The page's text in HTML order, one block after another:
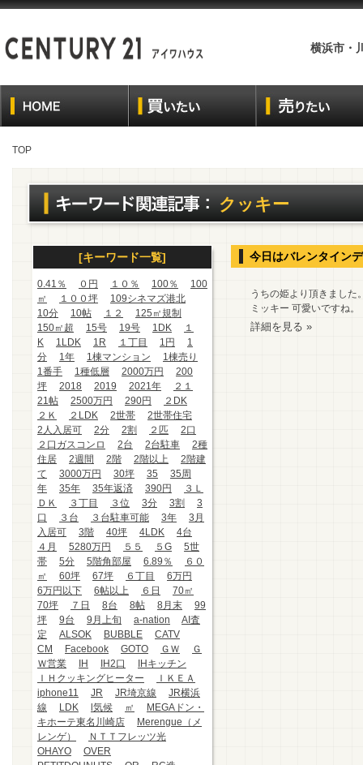
横浜市・
TOP
クッキー
[キーワード一覧]
0.41％ ０円 １０％ 100％
100
㎡
１００坪
109シネマズ港北
10分
10帖 １２
125㎡規制
150㎡超
15号 19号 1DK
１
K
1LDK 1R １丁目 1円
1
分
1年 1棟マンション
1棟売り
1番手
1種低層 2000万円
200
坪
2018 2019 2021年
２１
21帖
2500万円 290円
２DK
２Ｋ
２LDK 2世帯
2世帯住宅
2人入居可
2分 2割 ２匹
2口
２口ガスコンロ
2台 2台駐車
2種
住居
2週間 2階 2階以上
2階建
て
3000万円 30坪 35
35周
年
35年 35年返済 390円
３Ｌ
ＤＫ
３丁目 ３位 3分 3割
3
口
３台 ３台駐車可能 3年
3月
入居可
3階 40坪 4LDK
4台
４月
5280万円 ５５ ５G
5世
帯
5分 5階角部屋 6.89％
６０
㎡
60坪 67坪 ６丁目
6万円
6万円以下
6帖以上 ６日
70㎡
70坪
７日 8台 8帖 8月末
99
坪
9台 9月上旬 a-nation
AI査
定
ALSOK BUBBLE
CATV
CM
Facebook GOTO ＧＷ
Ｇ
Ｗ営業
IH IH2口
IHキッチン
ＩＨクッキングヒーター
ＩＫＥＡ
iphone11
JR JR埼京線
JR横浜
線
LDK l気候 ㎡
MEGAドン・
キホーテ東名川崎店
Merengue（メ
レンゲ）
ＮＴＴフレッツ光
OHAYO
OVER
今日はバレンタイン
うちの姫より頂きました
ミッキー 可愛いですね
詳細を見る »